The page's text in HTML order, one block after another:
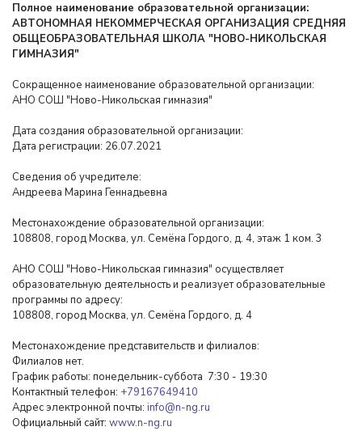
Полное наименование образовательной организации:
АВТОНОМНАЯ НЕКОММЕРЧЕСКАЯ ОРГАНИЗАЦИЯ СРЕДНЯЯ
ОБЩЕОБРАЗОВАТЕЛЬНАЯ ШКОЛА "НОВО-НИКОЛЬСКАЯ
ГИМНАЗИЯ"
Сокращенное наименование образовательной организации:
АНО СОШ "Ново-Никольская гимназия"
Дата создания образовательной организации:
Дата регистрации: 26.07.2021
Сведения об учредителе:
Андреева Марина Геннадьевна
Местонахождение образовательной организации:
108808, город Москва, ул. Семёна Гордого, д. 4, этаж 1 ком. 3
АНО СОШ "Ново-Никольская гимназия" осуществляет
образовательную деятельность и реализует образовательные
программы по адресу:
108808, город Москва, ул. Семёна Гордого, д. 4
Местонахождение представительств и филиалов:
Филиалов нет.
График работы: понедельник-суббота 7:30 - 19:30
Контактный телефон: +79167649410
Адрес электронной почты: info@n-ng.ru
Официальный сайт: www.n-ng.ru